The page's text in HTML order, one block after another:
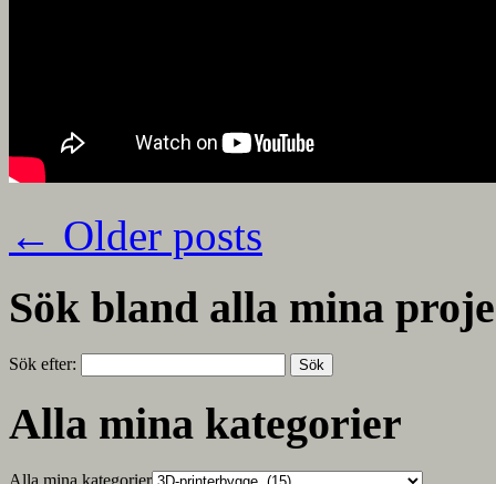
← Older posts
Sök bland alla mina
Sök efter:
Alla mina kategorier
Alla mina kategorier